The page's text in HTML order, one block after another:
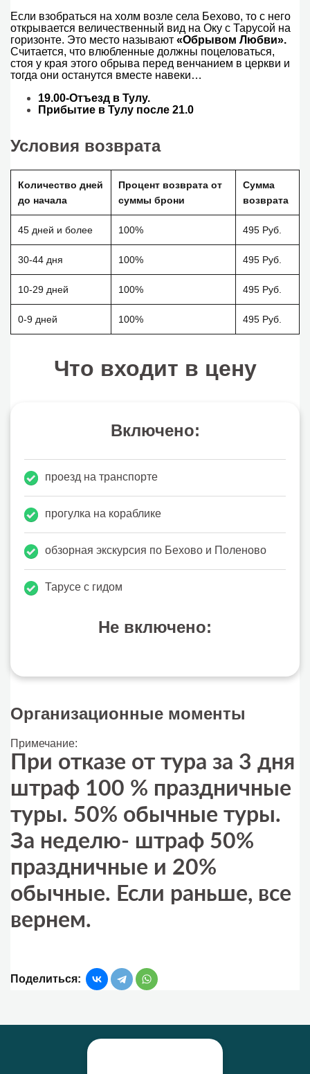
Если взобраться на холм возле села Бехово, то с него
открывается величественный вид на Оку с Тарусой на
горизонте. Это место называют «Обрывом Любви».
Считается, что влюбленные должны поцеловаться,
стоя у края этого обрыва перед венчанием в церкви и
тогда они останутся вместе навеки…
19.00-Отъезд в Тулу.
Прибытие в Тулу после 21.0
Условия возврата
Количество дней
до начала
Процент возврата от
суммы брони
Сумма
возврата
45 дней и более 100% 495 Руб.
30-44 дня 100% 495 Руб.
10-29 дней 100% 495 Руб.
0-9 дней 100% 495 Руб.
Что входит в цену
Включено:
проезд на транспорте
прогулка на кораблике
обзорная экскурсия по Бехово и Поленово
Тарусе с гидом
Не включено:
Организационные моменты
Примечание:
При отказе от тура за 3 дня
штраф 100 % праздничные
туры. 50% обычные туры.
За неделю- штраф 50%
праздничные и 20%
обычные. Если раньше, все
вернем.
Поделиться: